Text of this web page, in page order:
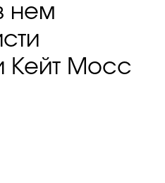
нем
Кейт Мосс